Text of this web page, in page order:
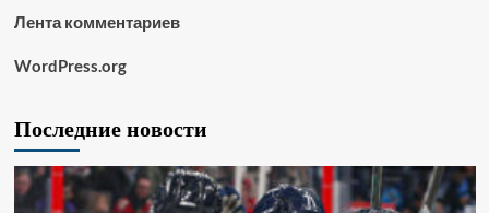
Лента комментариев
WordPress.org
Последние новости